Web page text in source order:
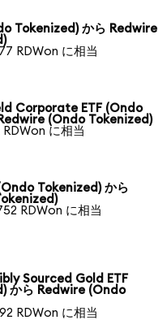
Tokenized) から Redwire
RDWon に相当
Corporate ETF (Ondo
(Ondo Tokenized)
RDWon に相当
Tokenized) から
RDWon に相当
Sourced Gold ETF
から Redwire (Ondo
RDWon に相当